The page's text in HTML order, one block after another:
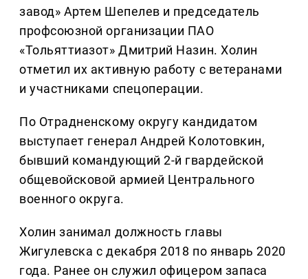
завод» Артем Шепелев и председатель
профсоюзной организации ПАО
«Тольяттиазот» Дмитрий Назин. Холин
отметил их активную работу с ветеранами
и участниками спецоперации.
По Отрадненскому округу кандидатом
выступает генерал Андрей Колотовкин,
бывший командующий 2-й гвардейской
общевойсковой армией Центрального
военного округа.
Холин занимал должность главы
Жигулевска с декабря 2018 по январь 2020
года. Ранее он служил офицером запаса